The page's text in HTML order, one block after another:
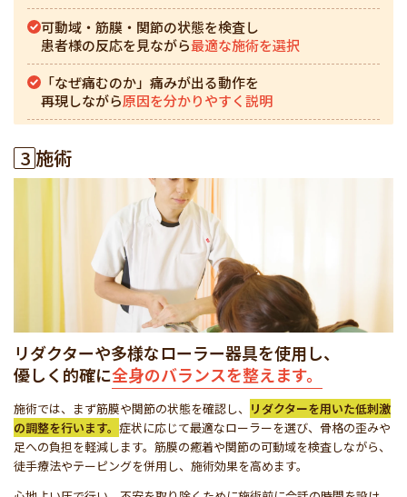
可動域・筋膜・関節の状態を検査し
患者様の反応を見ながら最適な施術を選択
「なぜ痛むのか」痛みが出る動作を
再現しながら原因を分かりやすく説明
3 施術
リダクターや多様なローラー器具を使用し、
優しく的確に全身のバランスを整えます。
施術では、まず筋膜や関節の状態を確認し、 リダクターを用いた低刺激
の調整を行います。症状に応じて最適なローラーを選び、骨格の歪みや
足への負担を軽減します。筋膜の癒着や関節の可動域を検査しながら、
徒手療法やテーピングを併用し、施術効果を高めます。